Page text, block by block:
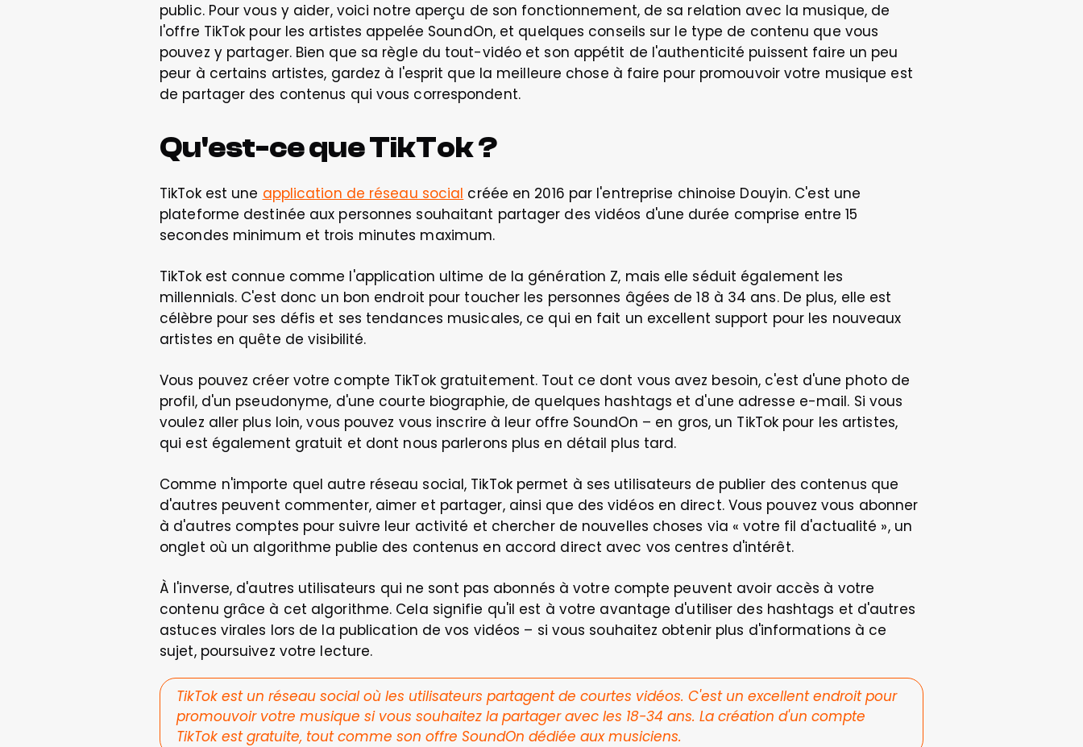
public. Pour vous y aider, voici notre aperçu de son fonctionnement, de sa relation avec la musique, de
l'offre TikTok pour les artistes appelée SoundOn, et quelques conseils sur le type de contenu que vous
pouvez y partager. Bien que sa règle du tout-vidéo et son appétit de l'authenticité puissent faire un peu
peur à certains artistes, gardez à l'esprit que la meilleure chose à faire pour promouvoir votre musique est
de partager des contenus qui vous correspondent.
Qu'est-ce que TikTok ?
TikTok est une application de réseau social créée en 2016 par l'entreprise chinoise Douyin. C'est une
plateforme destinée aux personnes souhaitant partager des vidéos d'une durée comprise entre 15
secondes minimum et trois minutes maximum.
TikTok est connue comme l'application ultime de la génération Z, mais elle séduit également les
millennials. C'est donc un bon endroit pour toucher les personnes âgées de 18 à 34 ans. De plus, elle est
célèbre pour ses défis et ses tendances musicales, ce qui en fait un excellent support pour les nouveaux
artistes en quête de visibilité.
Vous pouvez créer votre compte TikTok gratuitement. Tout ce dont vous avez besoin, c'est d'une photo de
profil, d'un pseudonyme, d'une courte biographie, de quelques hashtags et d'une adresse e-mail. Si vous
voulez aller plus loin, vous pouvez vous inscrire à leur offre SoundOn – en gros, un TikTok pour les artistes,
qui est également gratuit et dont nous parlerons plus en détail plus tard.
Comme n'importe quel autre réseau social, TikTok permet à ses utilisateurs de publier des contenus que
d'autres peuvent commenter, aimer et partager, ainsi que des vidéos en direct. Vous pouvez vous abonner
à d'autres comptes pour suivre leur activité et chercher de nouvelles choses via « votre fil d'actualité », un
onglet où un algorithme publie des contenus en accord direct avec vos centres d'intérêt.
À l'inverse, d'autres utilisateurs qui ne sont pas abonnés à votre compte peuvent avoir accès à votre
contenu grâce à cet algorithme. Cela signifie qu'il est à votre avantage d'utiliser des hashtags et d'autres
astuces virales lors de la publication de vos vidéos – si vous souhaitez obtenir plus d'informations à ce
sujet, poursuivez votre lecture.
TikTok est un réseau social où les utilisateurs partagent de courtes vidéos. C'est un excellent endroit pour
promouvoir votre musique si vous souhaitez la partager avec les 18-34 ans. La création d'un compte
TikTok est gratuite, tout comme son offre SoundOn dédiée aux musiciens.